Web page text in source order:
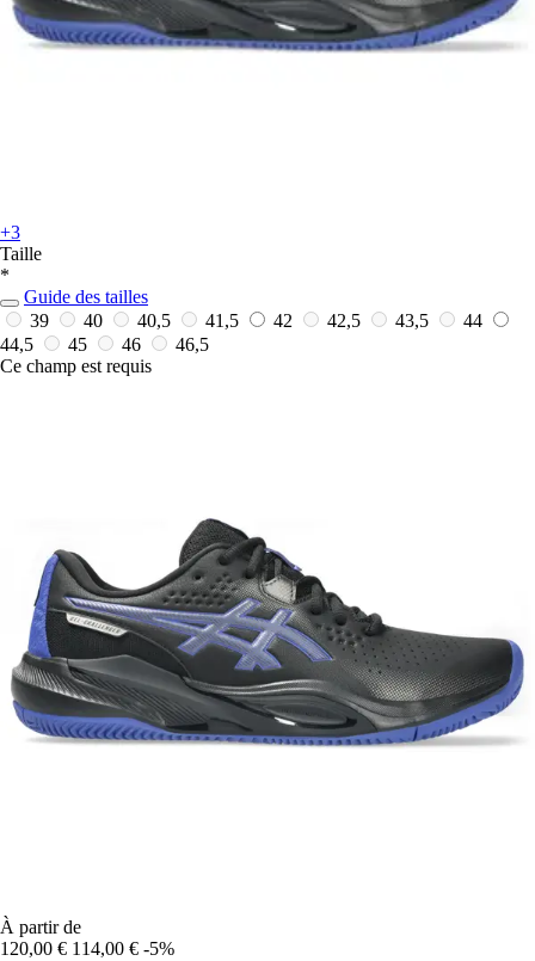
+3
Taille
*
Guide des tailles
39
40 40,5 41,5 42 42,5 43,5
44
44,5
45 46
46,5
Ce champ est requis
À partir de
120,00 € 114,00 € -5%